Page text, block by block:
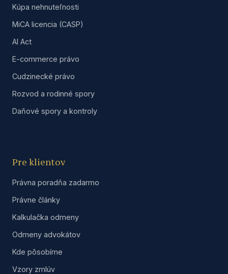
Kúpa nehnuteľnosti
MiCA licencia (CASP)
AI Act
E-commerce právo
Cudzinecké právo
Rozvod a rodinné spory
Daňové spory a kontroly
Pre klientov
Právna poradňa zadarmo
Právne články
Kalkulačka odmeny
Odmeny advokátov
Kde pôsobíme
Vzory zmlúv